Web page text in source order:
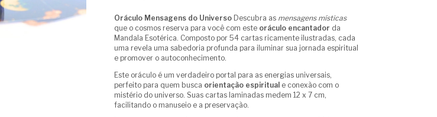
Oráculo Mensagens do Universo Descubra as mensagens místicas
que o cosmos reserva para você com este oráculo encantador da
Mandala Esotérica. Composto por 54 cartas ricamente ilustradas, cada
uma revela uma sabedoria profunda para iluminar sua jornada espiritual
e promover o autoconhecimento.
Este oráculo é um verdadeiro portal para as energias universais,
perfeito para quem busca orientação espiritual e conexão com o
mistério do universo. Suas cartas laminadas medem 12 x 7 cm,
facilitando o manuseio e a preservação.